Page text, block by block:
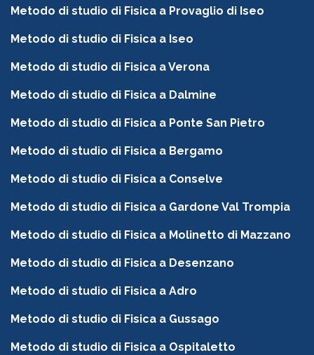
Metodo di studio di Fisica a Provaglio di Iseo
Metodo di studio di Fisica a Iseo
Metodo di studio di Fisica a Verona
Metodo di studio di Fisica a Dalmine
Metodo di studio di Fisica a Ponte San Pietro
Metodo di studio di Fisica a Bergamo
Metodo di studio di Fisica a Conselve
Metodo di studio di Fisica a Gardone Val Trompia
Metodo di studio di Fisica a Molinetto di Mazzano
Metodo di studio di Fisica a Desenzano
Metodo di studio di Fisica a Adro
Metodo di studio di Fisica a Gussago
Metodo di studio di Fisica a Ospitaletto